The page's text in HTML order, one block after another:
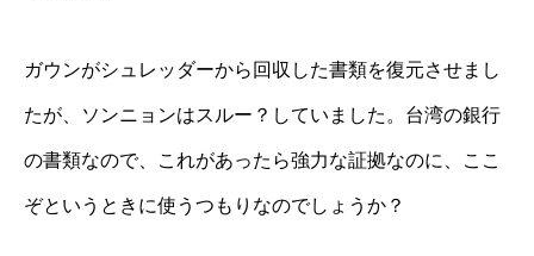
ガウンがシュレッダーから回収した書類を復元させまし
たが、ソンニョンはスルー？していました。台湾の銀行
の書類なので、これがあったら強力な証拠なのに、ここ
ぞというときに使うつもりなのでしょうか？